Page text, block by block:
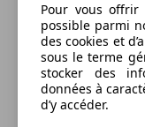
Pour vous offrir
possible parmi
des cookies et
sous le terme
stocker des
données à
d’y accéder.